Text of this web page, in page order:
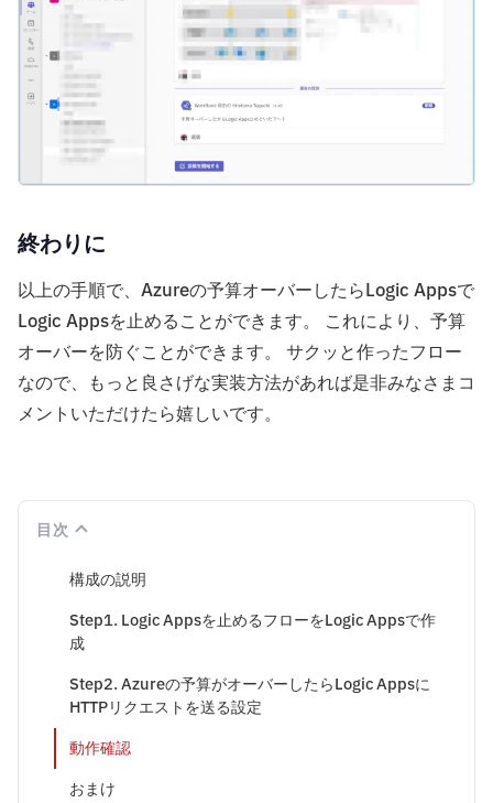
終わりに
以上の手順で、Azureの予算オーバーしたらLogic Appsで
Logic Appsを止めることができます。 これにより、予算
オーバーを防ぐことができます。 サクッと作ったフロー
なので、もっと良さげな実装方法があれば是非みなさまコ
メントいただけたら嬉しいです。
目次
構成の説明
Step1. Logic Appsを止めるフローをLogic Appsで作
成
Step2. Azureの予算がオーバーしたらLogic Appsに
HTTPリクエストを送る設定
動作確認
おまけ